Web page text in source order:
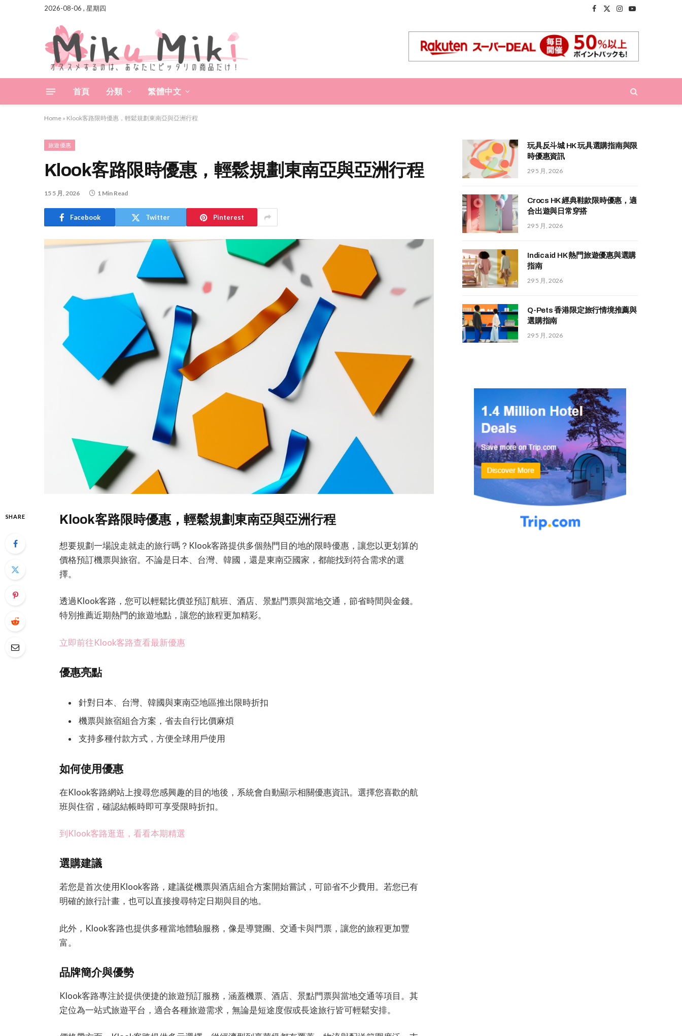
2026-08-06 , 星期四
Facebook
X
Instagram
YouTube
首頁 分類 繁體中文
Home » Klook客路限時優惠，輕鬆規劃東南亞與亞洲行程
旅遊優惠
Klook客路限時優惠，輕鬆規劃東南亞與亞洲行程
15 5 月, 2026 1 Min Read
Facebook Twitter Pinterest
SHARE Klook客路限時優惠，輕鬆規劃東南亞與亞洲行程
想要規劃一場說走就走的旅行嗎？Klook客路提供多個熱門目的地的限時優惠，讓您以更划算的
價格預訂機票與旅宿。不論是日本、台灣、韓國，還是東南亞國家，都能找到符合需求的選
擇。
透過Klook客路，您可以輕鬆比價並預訂航班、酒店、景點門票與當地交通，節省時間與金錢。
特別推薦近期熱門的旅遊地點，讓您的旅程更加精彩。
立即前往Klook客路查看最新優惠
優惠亮點
針對日本、台灣、韓國與東南亞地區推出限時折扣
機票與旅宿組合方案，省去自行比價麻煩
支持多種付款方式，方便全球用戶使用
如何使用優惠
在Klook客路網站上搜尋您感興趣的目的地後，系統會自動顯示相關優惠資訊。選擇您喜歡的航
班與住宿，確認結帳時即可享受限時折扣。
到Klook客路逛逛，看看本期精選
選購建議
若您是首次使用Klook客路，建議從機票與酒店組合方案開始嘗試，可節省不少費用。若您已有
明確的旅行計畫，也可以直接搜尋特定日期與目的地。
此外，Klook客路也提供多種當地體驗服務，像是導覽團、交通卡與門票，讓您的旅程更加豐
富。
品牌簡介與優勢
Klook客路專注於提供便捷的旅遊預訂服務，涵蓋機票、酒店、景點門票與當地交通等項目。其
定位為一站式旅遊平台，適合各種旅遊需求，無論是短途度假或長途旅行皆可輕鬆安排。
玩具反斗城 HK 玩具選購指南與限
時優惠資訊
29 5 月, 2026
Crocs HK 經典鞋款限時優惠，適
合出遊與日常穿搭
29 5 月, 2026
Indicaid HK 熱門旅遊優惠與選購
指南
29 5 月, 2026
Q-Pets 香港限定旅行情境推薦與
選購指南
29 5 月, 2026